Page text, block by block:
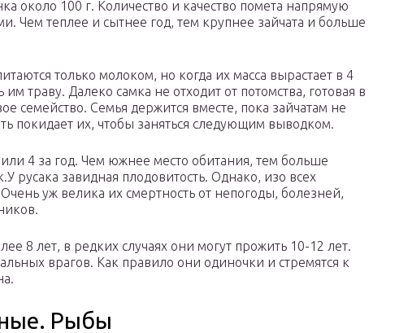
около 100 г. Количество и качество помета напрямую
Чем теплее и сытнее год, тем крупнее зайчата и больше
только молоком, но когда их масса вырастает в 4
им траву. Далеко самка не отходит от потомства, готовая в
семейство. Семья держится вместе, пока зайчатам не
покидает их, чтобы заняться следующим выводком.
4 за год. Чем южнее место обитания, тем больше
русака завидная плодовитость. Однако, изо всех
уж велика их смертность от непогоды, болезней,
8 лет, в редких случаях они могут прожить 10-12 лет.
врагов. Как правило они одиночки и стремятся к
Рыбы